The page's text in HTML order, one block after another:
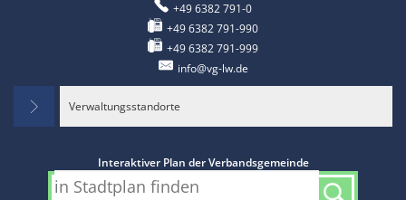
+49 6382 791-0
+49 6382 791-990
+49 6382 791-999
info@vg-lw.de
Verwaltungsstandorte
Interaktiver Plan der Verbandsgemeinde